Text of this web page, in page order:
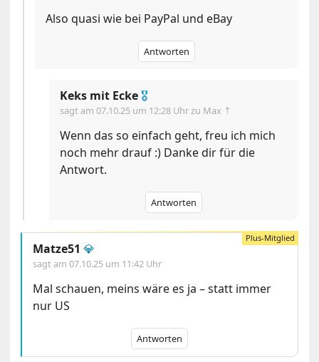
Also quasi wie bei PayPal und eBay
Antworten
Keks mit Ecke 🎖
sagt am07.10.25 um 12:28 Uhrzu Max ⇡
Wenn das so einfach geht, freu ich mich
noch mehr drauf :) Danke dir für die
Antwort.
Antworten
Matze51 💎
sagt am07.10.25 um 11:42 Uhr
Mal schauen, meins wäre es ja – statt immer
nur US
Antworten